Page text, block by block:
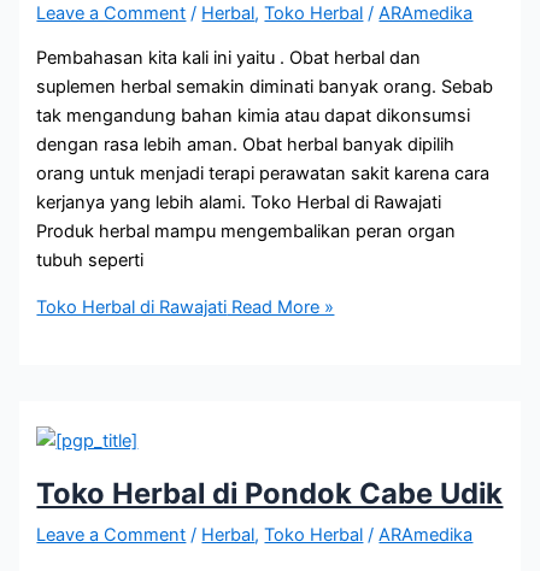
Leave a Comment / Herbal,Toko Herbal /ARAmedika
Pembahasan kita kali ini yaitu . Obat herbal dan
suplemen herbal semakin diminati banyak orang. Sebab
tak mengandung bahan kimia atau dapat dikonsumsi
dengan rasa lebih aman. Obat herbal banyak dipilih
orang untuk menjadi terapi perawatan sakit karena cara
kerjanya yang lebih alami. Toko Herbal di Rawajati
Produk herbal mampu mengembalikan peran organ
tubuh seperti
Toko Herbal di Rawajati Read More »
Toko Herbal di Pondok Cabe Udik
Leave a Comment / Herbal,Toko Herbal /ARAmedika